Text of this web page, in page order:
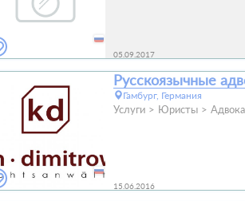
05.09.2017
Русскоязычные
Гамбург, Германия
Услуги Юристы
15.06.2016